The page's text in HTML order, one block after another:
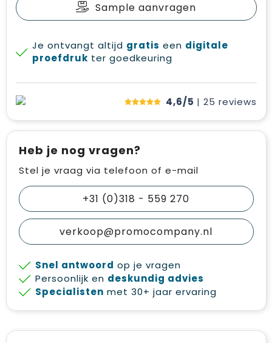
Sample aanvragen
Je ontvangt altijd gratis een digitale
proefdruk ter goedkeuring
4,6/5 | 25 reviews
Heb je nog vragen?
Stel je vraag via telefoon of e-mail
+31 (0)318 - 559 270
verkoop@promocompany.nl
Snel antwoord op je vragen
Persoonlijk en deskundig advies
Specialisten met 30+ jaar ervaring